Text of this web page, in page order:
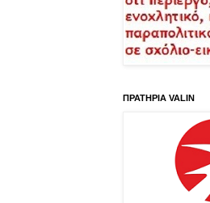
ΠΡΑΤΗΡΙΑ VALIN